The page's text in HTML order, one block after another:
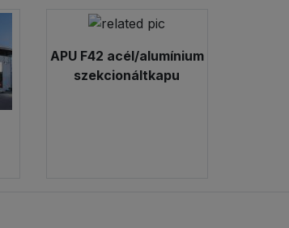
APU F42 acél/alumínium
szekcionáltkapu